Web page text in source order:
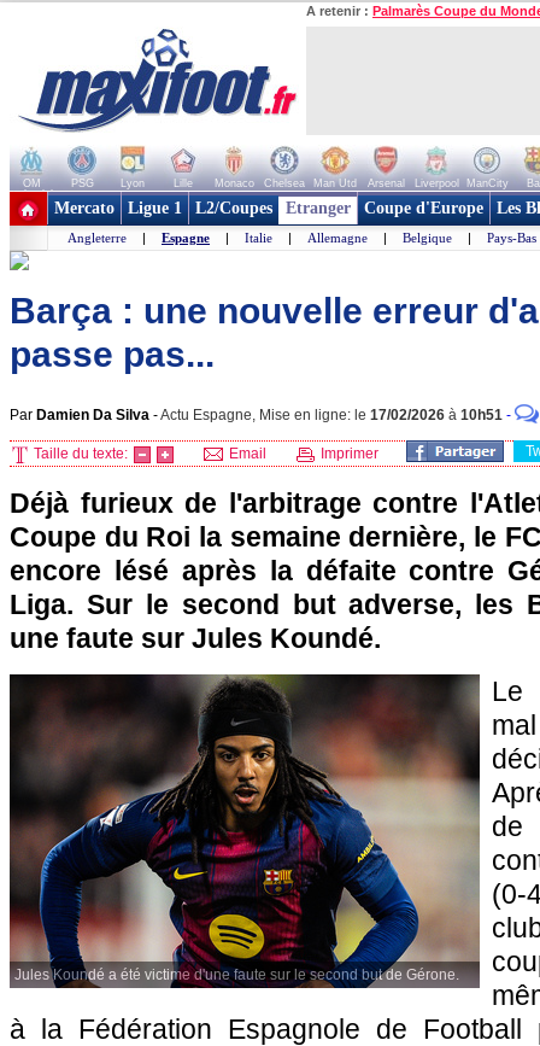
A retenir : Palmarès Coupe du
OM PSG Lyon Lille Monaco Chelsea Man Utd Arsenal Liverpool ManCity
+ de clubs
Mercato Ligue 1 L2/Coupes Etranger Coupe d'Europe Les
Angleterre | Espagne | Italie | Allemagne | Belgique | Pays-Bas
Barça : une nouvelle erreur
passe pas...
Par Damien Da Silva -Actu Espagne, Mise en ligne: le 17/02/2026 à 10h51 -
Taille du texte: Email Imprimer
Déjà furieux de l'arbitrage contre
Coupe du Roi la semaine dernière, le
encore lésé après la défaite contre
Liga. Sur le second but adverse, les
une faute sur Jules Koundé.
Jules Koundé a été victime d'une faute sur le second but de Gérone.
Le
de
à la Fédération Espagnole de